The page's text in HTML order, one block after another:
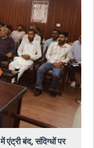
बंद, संदिग्धों पर